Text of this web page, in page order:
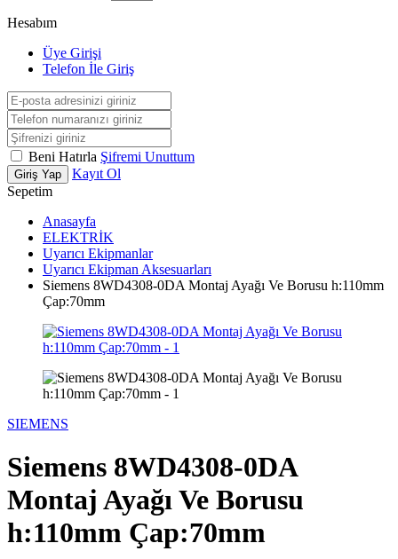
Hesabım
Üye Girişi
Telefon İle Giriş
Beni Hatırla Şifremi Unuttum
Giriş Yap
Kayıt Ol
Sepetim
Anasayfa
ELEKTRİK
Uyarıcı Ekipmanlar
Uyarıcı Ekipman Aksesuarları
Siemens 8WD4308-0DA Montaj Ayağı Ve Borusu h:110mm
Çap:70mm
SIEMENS
Siemens 8WD4308-0DA
Montaj Ayağı Ve Borusu
h:110mm Çap:70mm